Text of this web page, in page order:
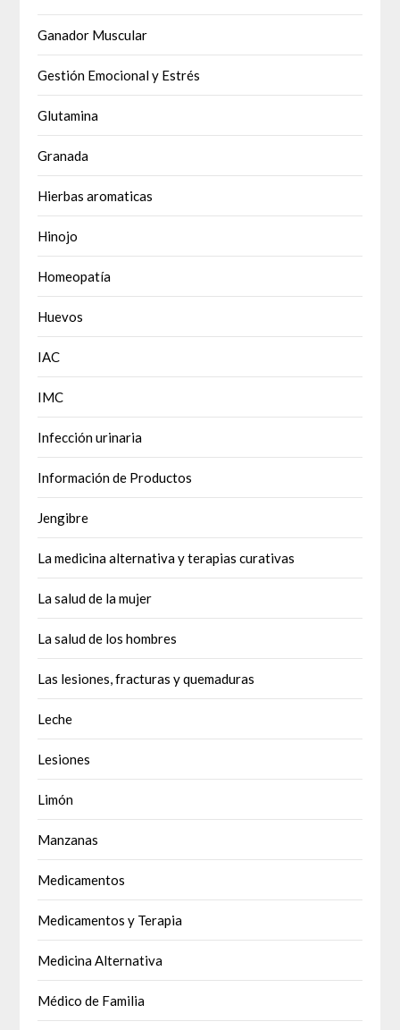
Ganador Muscular
Gestión Emocional y Estrés
Glutamina
Granada
Hierbas aromaticas
Hinojo
Homeopatía
Huevos
IAC
IMC
Infección urinaria
Información de Productos
Jengibre
La medicina alternativa y terapias curativas
La salud de la mujer
La salud de los hombres
Las lesiones, fracturas y quemaduras
Leche
Lesiones
Limón
Manzanas
Medicamentos
Medicamentos y Terapia
Medicina Alternativa
Médico de Familia